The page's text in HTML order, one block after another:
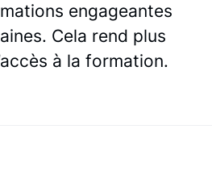
engageantes
Cela rend plus
à la formation.